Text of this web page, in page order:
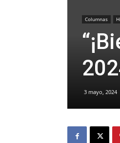
Columnas
3 mayo, 2024